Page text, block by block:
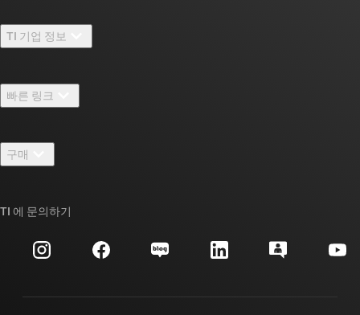
TI 기업 정보
채용
뉴스룸
이벤트
투자 관계
빠른 링크
TI E2E™ 설계 지원 포럼
대체품 검색
고객 지원 센터
구매
주문 FAQ
TI 에 문의하기